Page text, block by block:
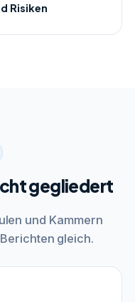
Risiken
gegliedert
und Kammern
gleich.